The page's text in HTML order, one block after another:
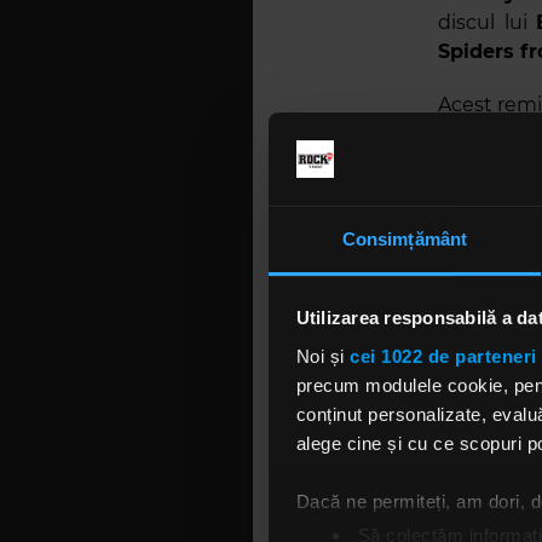
Consimțământ
Utilizarea responsabilă a
Noi și cei 1022 de
precum modulele cookie,
conținut personalizate,
alege cine și cu ce scopuri
Dacă ne permiteți, am dori,
Să colectăm
discul lui
Spiders
Acest
Shadows
–„Street
Deși
System
Băieții
Austria,
Republica